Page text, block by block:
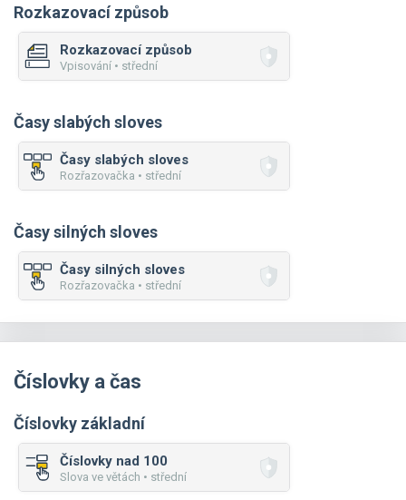
Rozkazovací způsob
Rozkazovací způsob
Vpisování • střední
Časy slabých sloves
Časy slabých sloves
Rozřazovačka • střední
Časy silných sloves
Časy silných sloves
Rozřazovačka • střední
Číslovky a čas
Číslovky základní
Číslovky nad 100
Slova ve větách • střední